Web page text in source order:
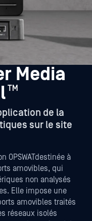
Media
™
de la
sur le site
OPSWATdestinée à
amovibles, qui
non analysés
Elle impose une
amovibles traités
réseaux isolés